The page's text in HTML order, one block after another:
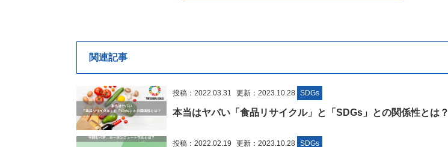
関連記事
投稿：2022.03.31 更新：2023.10.28 SDGs
本当はヤバい「食品リサイクル」と「SDGs」との関係性とは？
投稿：2022.02.19 更新：2023.10.28 SDGs